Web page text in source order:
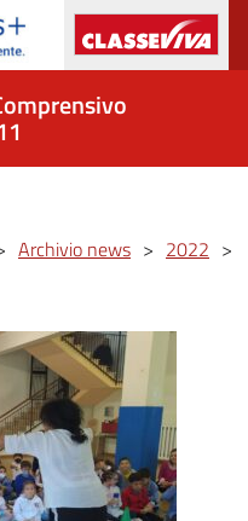
Archivio news > 2022 >